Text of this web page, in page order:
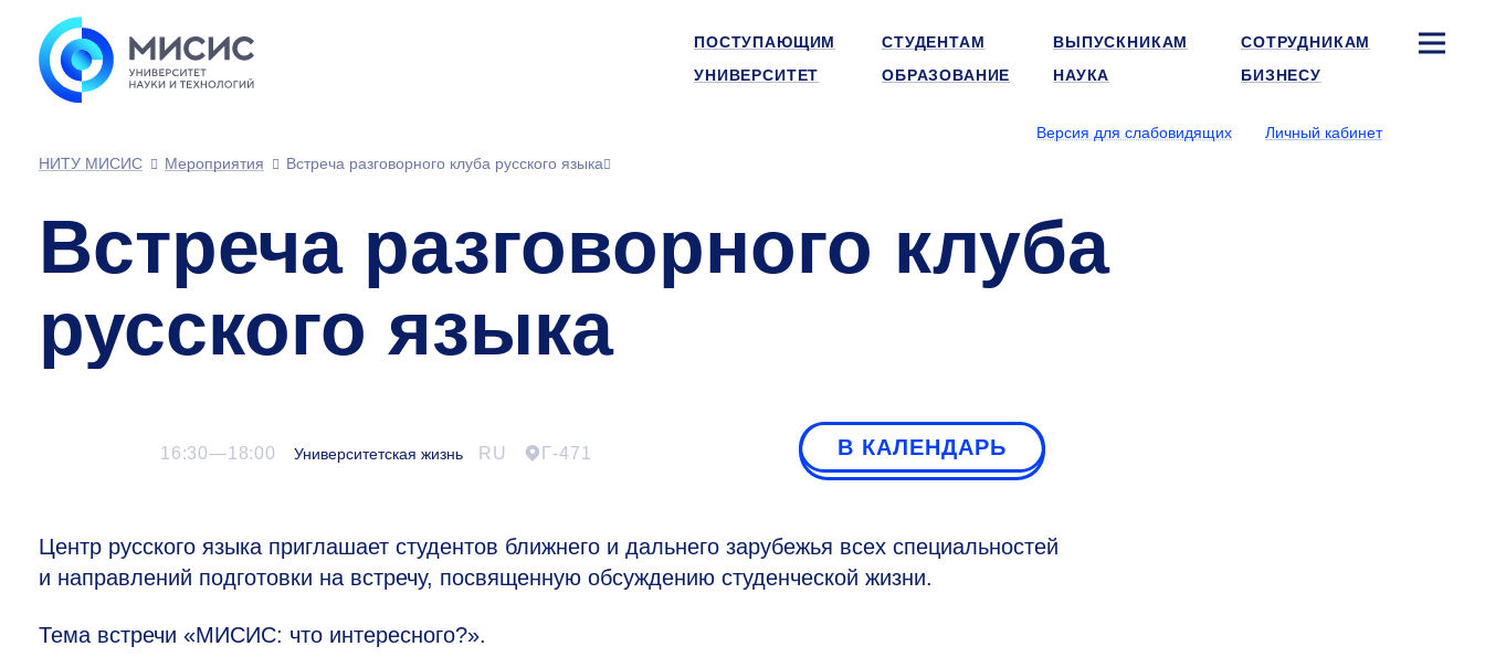
ПОСТУПАЮЩИМ СТУДЕНТАМ ВЫПУСКНИКАМ
СОТРУДНИКАМ
УНИВЕРСИТЕТ
ОБРАЗОВАНИЕ НАУКА БИЗНЕСУ
Версия для слабовидящих
Личный кабинет
НИТУ МИСИС
Мероприятия Встреча разговорного клуба русского языка
Встреча разговорного клуба
русского языка
16:30—18:00 Университетская жизнь RU Г-471 В КАЛЕНДАРЬ
Центр русского языка приглашает студентов ближнего и дальнего зарубежья всех специальностей
и направлений подготовки на встречу, посвященную обсуждению студенческой жизни.
Тема встречи «МИСИС: что интересного?».